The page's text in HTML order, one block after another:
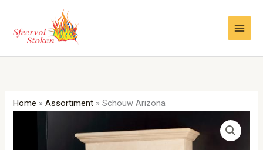
inhoud
Home »Assortiment »Schouw Arizona